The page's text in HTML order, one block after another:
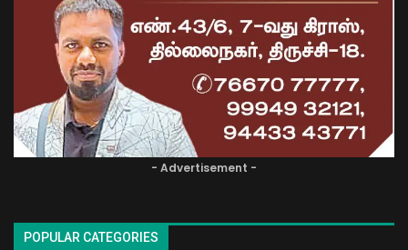
- Advertisement -
POPULAR CATEGORIES